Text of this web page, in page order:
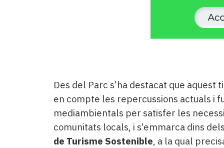
Des del Parc s’ha destacat que
en compte les repercussions actuals i
mediambientals per satisfer les
comunitats locals, i s’emmarca dins
de Turisme Sostenible, a la qual